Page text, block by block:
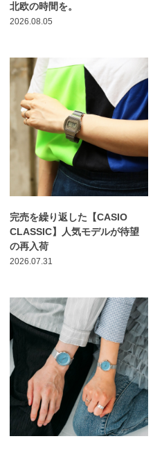
北欧の時間を。
2026.08.05
完売を繰り返した【CASIO
CLASSIC】人気モデルが待望
の再入荷
2026.07.31